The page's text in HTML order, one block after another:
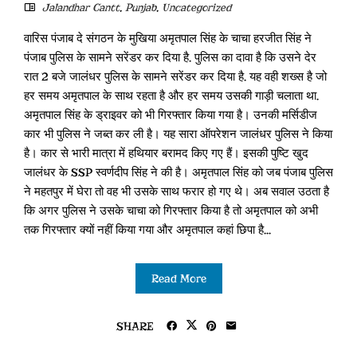
Jalandhar Cantt, Punjab, Uncategorized
वारिस पंजाब दे संगठन के मुखिया अमृतपाल सिंह के चाचा हरजीत सिंह ने
पंजाब पुलिस के सामने सरेंडर कर दिया है. पुलिस का दावा है कि उसने देर
रात 2 बजे जालंधर पुलिस के सामने सरेंडर कर दिया है. यह वही शख्स है जो
हर समय अमृतपाल के साथ रहता है और हर समय उसकी गाड़ी चलाता था.
अमृतपाल सिंह के ड्राइवर को भी गिरफ्तार किया गया है। उनकी मर्सिडीज
कार भी पुलिस ने जब्त कर ली है। यह सारा ऑपरेशन जालंधर पुलिस ने किया
है। कार से भारी मात्रा में हथियार बरामद किए गए हैं। इसकी पुष्टि खुद
जालंधर के SSP स्वर्णदीप सिंह ने की है। अमृतपाल सिंह को जब पंजाब पुलिस
ने महतपुर में घेरा तो वह भी उसके साथ फरार हो गए थे। अब सवाल उठता है
कि अगर पुलिस ने उसके चाचा को गिरफ्तार किया है तो अमृतपाल को अभी
तक गिरफ्तार क्यों नहीं किया गया और अमृतपाल कहां छिपा है...
Read More
SHARE